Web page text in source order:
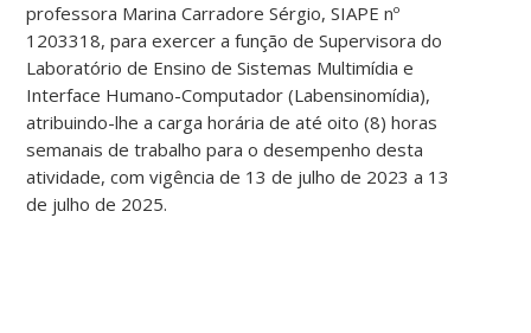
professora Marina Carradore Sérgio, SIAPE nº
1203318, para exercer a função de Supervisora do
Laboratório de Ensino de Sistemas Multimídia e
Interface Humano-Computador (Labensinomídia),
atribuindo-lhe a carga horária de até oito (8) horas
semanais de trabalho para o desempenho desta
atividade, com vigência de 13 de julho de 2023 a 13
de julho de 2025.